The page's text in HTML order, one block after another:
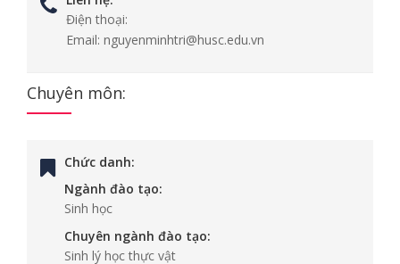
Điện thoại:
Email: nguyenminhtri@husc.edu.vn
Chuyên môn:
Chức danh:
Ngành đào tạo:
Sinh học
Chuyên ngành đào tạo:
Sinh lý học thực vật